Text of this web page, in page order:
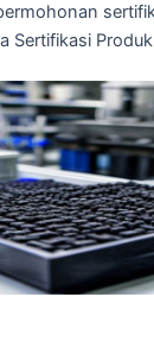
Sertifikasi